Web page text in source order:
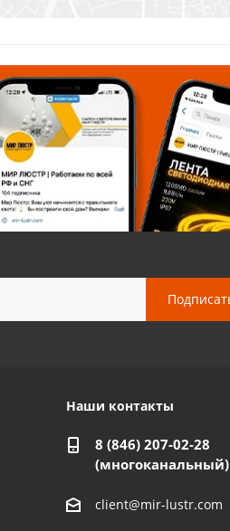
Наши контакты
8 (846) 207-02-28
(многоканальный)
client@mir-lustr.com